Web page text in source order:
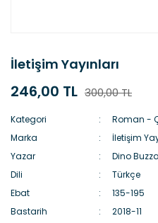
İletişim Yayınları
246,00 TL 300,00 TL
Kategori
Roman -
Marka
İletişim
Yazar
Dino
Dili
Türkçe
Ebat
135-195
Bastarih
2018-11